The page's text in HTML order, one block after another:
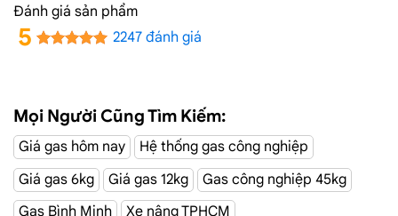
Giá Giao Gas Tận Nơi Đường Phạm Văn Đồng,
Gò Vấp Ngày 08/08
Đánh giá sản phẩm
5 2247 đánh giá
Mọi Người Cũng Tìm Kiếm:
Giá gas hôm nay
Hệ thống gas công nghiệp
Giá gas 6kg
Giá gas 12kg
Gas công nghiệp 45kg
Gas Bình Minh
Xe nâng TPHCM